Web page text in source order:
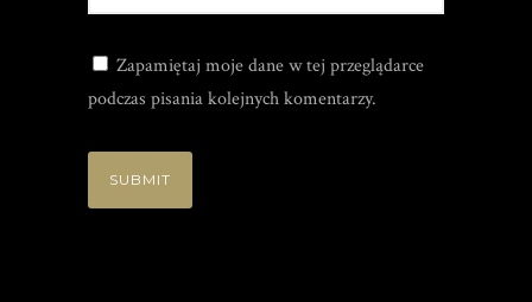
Zapamiętaj moje dane w tej przeglądarce
podczas pisania kolejnych komentarzy.